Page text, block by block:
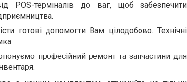
POS-терміналів до ваг, щоб забезпечити
готові допомогти Вам цілодобово. Технічні
професійний ремонт та запчастини для